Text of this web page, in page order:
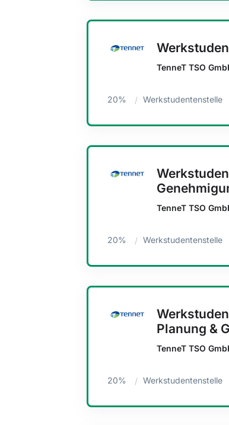
TenneT TSO
20% Werkstudentenstelle
TenneT TSO
20% Werkstudentenstelle
Planung &
TenneT TSO
20% Werkstudentenstelle